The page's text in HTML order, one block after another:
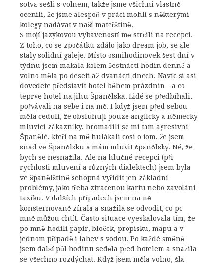
sotva sešli s volnem, takže jsme všichni vlastně
ocenili, že jsme alespoň v práci mohli s některými
kolegy nadávat v naší mateřštině.
S mojí jazykovou vybaveností mě strčili na recepci.
Z toho, co se zpočátku zdálo jako dream job, se ale
staly solidní galeje. Místo osmihodinovek šest dní v
týdnu jsem makala kolem šestnácti hodin denně a
volno měla po deseti až dvanácti dnech. Navíc si asi
dovedete představit hotel během prázdnin…a co
teprve hotel na jihu Španělska. Lidé se předbíhali,
pořvávali na sebe i na mě. I když jsem před sebou
měla ceduli, že obsluhuji pouze anglicky a německy
mluvící zákazníky, hromadili se mi tam agresivní
Španělé, kteří na mě hulákali cosi o tom, že jsem
snad ve Španělsku a mám mluvit španělsky. Né, že
bych se nesnažila. Ale na hlučné recepci (při
rychlosti mluvení a různých dialektech) jsem byla
ve španělštině schopná vyřídit jen základní
problémy, jako třeba ztracenou kartu nebo zavolání
taxíku. V dalších případech jsem na ně
konsternovaně zírala a snažila se odvodit, co po
mně můžou chtít. Často situace vyeskalovala tím, že
po mně hodili papír, bloček, propisku, mapu a v
jednom případě i lahev s vodou. Po každé směně
jsem další půl hodinu seděla před hotelem a snažila
se všechno rozdýchat. Když jsem měla volno, šla